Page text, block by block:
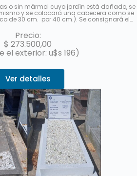
o sin mármol cuyo jardín está dañado, se
y se colocará una cabecera como se
de 30 cm. por 40 cm.). Se consignará el
ubicación (manzana, tablón y sepultura). Se
el trabajo. Hasta 3 cuotas sin interés
con MercadoPago.
Precio:
$ 273.500,00
el exterior: u$s 196)
Ver detalles